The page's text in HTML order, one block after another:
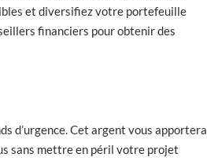
et diversifiez votre portefeuille
financiers pour obtenir des
d’urgence. Cet argent vous apportera
sans mettre en péril votre projet